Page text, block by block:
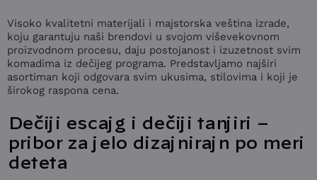
Visoko kvalitetni materijali i majstorska veština izrade,
koju garantuju naši brendovi u svojom viševekovnom
proizvodnom procesu, daju postojanost i izuzetnost svim
komadima iz dečijeg programa. Predstavljamo najširi
asortiman koji odgovara svim ukusima, stilovima i koji je
širokog raspona cena.
Dečiji escajg i dečiji tanjiri –
pribor za jelo dizajnirajn po meri
deteta